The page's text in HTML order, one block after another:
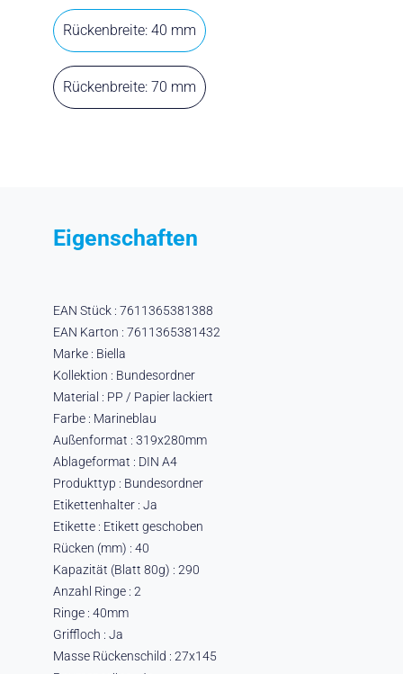
Rückenbreite: 40 mm
Rückenbreite: 70 mm
Eigenschaften
EAN Stück : 7611365381388
EAN Karton : 7611365381432
Marke : Biella
Kollektion : Bundesordner
Material : PP / Papier lackiert
Farbe : Marineblau
Außenformat : 319x280mm
Ablageformat : DIN A4
Produkttyp : Bundesordner
Etikettenhalter : Ja
Etikette : Etikett geschoben
Rücken (mm) : 40
Kapazität (Blatt 80g) : 290
Anzahl Ringe : 2
Ringe : 40mm
Griffloch : Ja
Masse Rückenschild : 27x145